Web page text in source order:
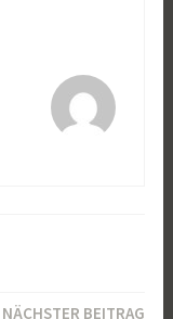
NÄCHSTER BEITRAG